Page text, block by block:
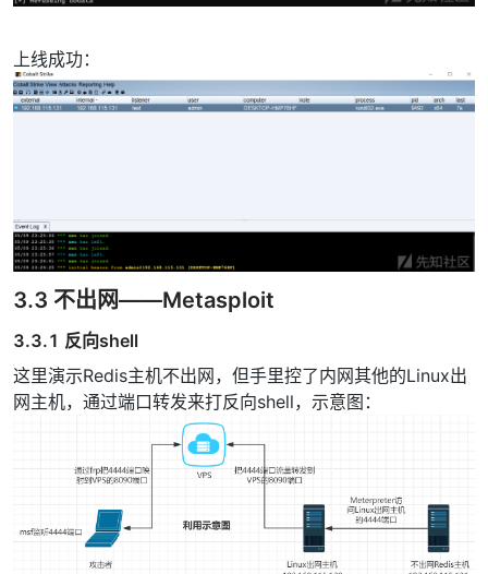
上线成功：
3.3 不出网——Metasploit
3.3.1 反向shell
这里演示Redis主机不出网，但手里控了内网其他的Linux出
网主机，通过端口转发来打反向shell，示意图：